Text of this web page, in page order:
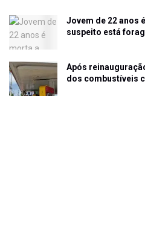
Jovem de 22 anos
suspeito está
Após
dos combustíveis